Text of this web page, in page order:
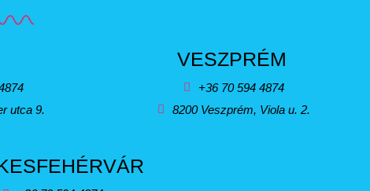
utca 9.
VESZPRÉM
+36 70 594 4874
8200 Veszprém, Viola u. 2.